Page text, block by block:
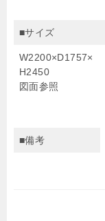
■サイズ
W2200×D1757×
H2450
図面参照
■備考